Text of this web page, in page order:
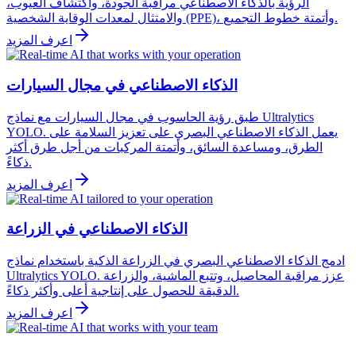
الرؤية بالذكاء الاصطناعي مراقبة الجودة، واكتشاف العيوب،
والامتثال لمعدات الوقاية الشخصية (PPE)، وأتمتة خطوط التجميع.
اعرف المزيد
الذكاء الاصطناعي في مجال السيارات
طبق رؤية الحاسوب في مجال السيارات مع نماذج Ultralytics
YOLO. يعمل الذكاء الاصطناعي البصري على تعزيز السلامة على
الطرق، ومساعدة السائق، وأتمتة المركبات من أجل طرق أكثر
ذكاءً.
اعرف المزيد
الذكاء الاصطناعي في الزراعة
ادمج الذكاء الاصطناعي البصري في الزراعة الذكية باستخدام نماذج
Ultralytics YOLO. عزز مراقبة المحاصيل، وتتبع الماشية، والزراعة
الدقيقة للحصول على إنتاجية أعلى وأكثر ذكاءً.
اعرف المزيد